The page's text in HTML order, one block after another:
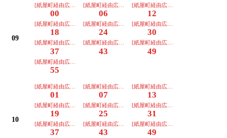
09
[紙屋町経由広島駅]
00
[紙屋町経由広島駅]
06
[紙屋町経由広島駅]
12
[紙屋町経由広島駅]
18
[紙屋町経由広島駅]
24
[紙屋町経由広島駅]
30
[紙屋町経由広島駅]
37
[紙屋町経由広島駅]
43
[紙屋町経由広島駅]
49
[紙屋町経由広島駅]
55
10
[紙屋町経由広島駅]
01
[紙屋町経由広島駅]
07
[紙屋町経由広島駅]
13
[紙屋町経由広島駅]
19
[紙屋町経由広島駅]
25
[紙屋町経由広島駅]
31
[紙屋町経由広島駅]
37
[紙屋町経由広島駅]
43
[紙屋町経由広島駅]
49